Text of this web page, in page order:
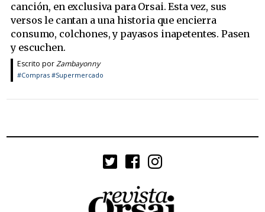
canción, en exclusiva para Orsai. Esta vez, sus
versos le cantan a una historia que encierra
consumo, colchones, y payasos inapetentes. Pasen
y escuchen.
Escrito porZambayonny
#Compras #Supermercado